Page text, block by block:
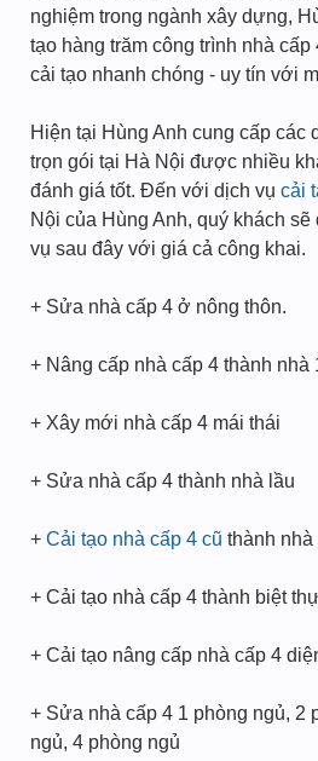
nghiệm trong ngành xây dựng,
tạo hàng trăm công trình nhà
cải tạo nhanh chóng - uy tín với
Hiện tại Hùng Anh cung cấp các
trọn gói tại Hà Nội được nhiều
đánh giá tốt. Đến với dịch vụ cải
Nội của Hùng Anh, quý khách
vụ sau đây với giá cả công khai.
+ Sửa nhà cấp 4 ở nông thôn.
+ Nâng cấp nhà cấp 4 thành nhà
+ Xây mới nhà cấp 4 mái thái
+ Sửa nhà cấp 4 thành nhà lầu
+ Cải tạo nhà cấp 4 cũ thành
+ Cải tạo nhà cấp 4 thành biệt
+ Cải tạo nâng cấp nhà cấp 4
+ Sửa nhà cấp 4 1 phòng ngủ, 2
ngủ, 4 phòng ngủ